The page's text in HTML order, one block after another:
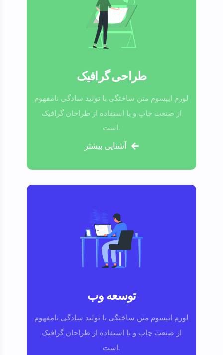
طراحی گرافیک
لورم ایپسوم متن ساختگی با تولید سادگی نامفهوم
از صنعت چاپ و با استفاده از طراحان گرافیک
است.
آشنایی بیشتر
توسعه وب
لورم ایپسوم متن ساختگی با تولید سادگی نامفهوم
از صنعت چاپ و با استفاده از طراحان گرافیک
است.